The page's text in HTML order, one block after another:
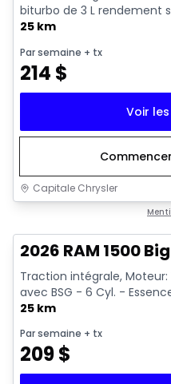
biturbo de 3 L rendement
25 km
Par semaine + tx
214 $
Voir
Capitale Chrysler
2026 RAM 1500
Traction intégrale, Moteur:
avec BSG - 6 Cyl. -
25 km
Par semaine + tx
209$